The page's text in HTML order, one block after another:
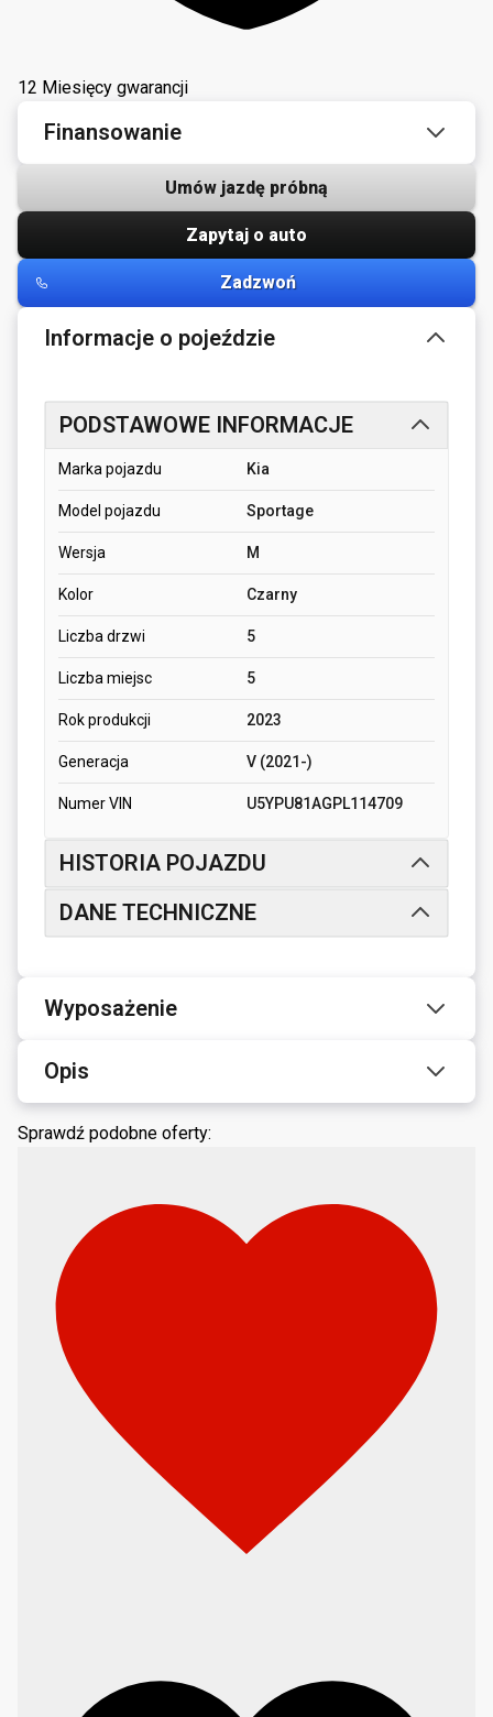
12 Miesięcy gwarancji
Finansowanie
Umów jazdę próbną
Zapytaj o auto
Zadzwoń
Informacje o pojeździe
PODSTAWOWE INFORMACJE
Marka pojazdu Kia
Model pojazdu Sportage
Wersja M
Kolor Czarny
Liczba drzwi 5
Liczba miejsc 5
Rok produkcji 2023
Generacja V (2021-)
Numer VIN U5YPU81AGPL114709
HISTORIA POJAZDU
DANE TECHNICZNE
Wyposażenie
Opis
Sprawdź podobne oferty: